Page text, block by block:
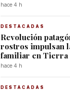
hace 4 h
DESTACADAS
Revolución
rostros impulsan
familiar en Tierra
hace 4 h
DESTACADAS